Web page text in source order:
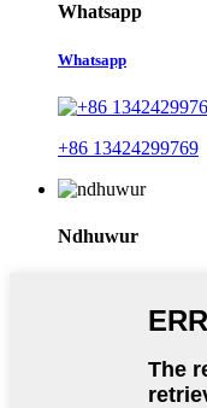
Whatsapp
Whatsapp
+86 13424299769
Ndhuwur